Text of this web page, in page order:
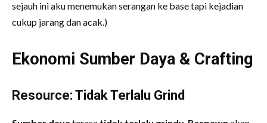
sejauh ini aku menemukan serangan ke base tapi kejadian
cukup jarang dan acak.)
Ekonomi Sumber Daya & Crafting
Resource: Tidak Terlalu Grind